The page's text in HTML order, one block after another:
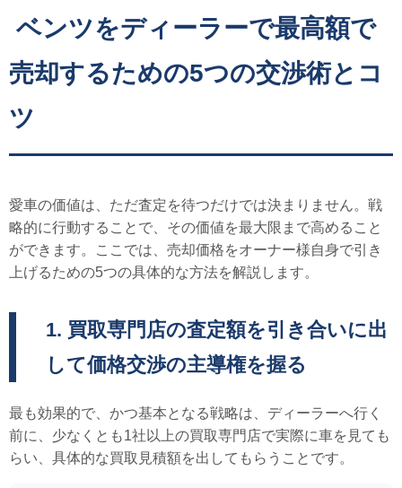
ベンツをディーラーで最高額で
売却するための5つの交渉術とコ
ツ
愛車の価値は、ただ査定を待つだけでは決まりません。戦
略的に行動することで、その価値を最大限まで高めること
ができます。ここでは、売却価格をオーナー様自身で引き
上げるための5つの具体的な方法を解説します。
1. 買取専門店の査定額を引き合いに出
して価格交渉の主導権を握る
最も効果的で、かつ基本となる戦略は、ディーラーへ行く
前に、少なくとも1社以上の買取専門店で実際に車を見ても
らい、具体的な買取見積額を出してもらうことです。